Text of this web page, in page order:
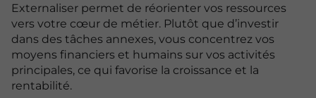
Externaliser permet de réorienter vos ressources
vers votre cœur de métier. Plutôt que d’investir
dans des tâches annexes, vous concentrez vos
moyens financiers et humains sur vos activités
principales, ce qui favorise la croissance et la
rentabilité.